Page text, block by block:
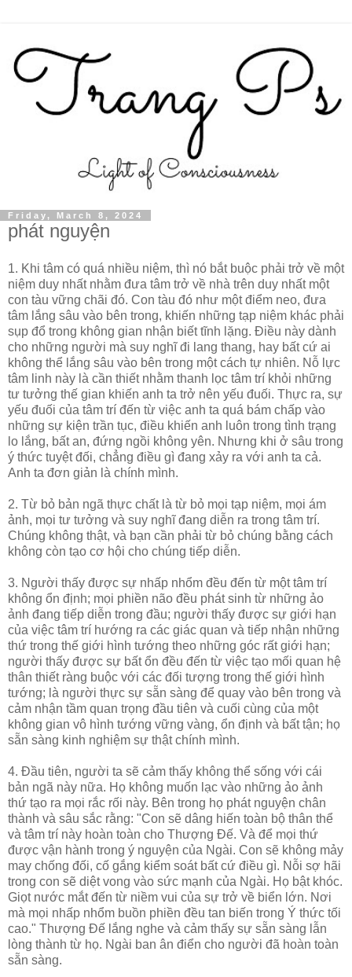
Friday, March 8, 2024
phát nguyện
1. Khi tâm có quá nhiều niệm, thì nó bắt buộc phải trở về một
niệm duy nhất nhằm đưa tâm trở về nhà trên duy nhất một
con tàu vững chãi đó. Con tàu đó như một điểm neo, đưa
tâm lắng sâu vào bên trong, khiến những tạp niệm khác phải
sụp đổ trong không gian nhận biết tĩnh lặng. Điều này dành
cho những người mà suy nghĩ đi lang thang, hay bất cứ ai
không thể lắng sâu vào bên trong một cách tự nhiên. Nỗ lực
tâm linh này là cần thiết nhằm thanh lọc tâm trí khỏi những
tư tưởng thế gian khiến anh ta trở nên yếu đuối. Thực ra, sự
yếu đuối của tâm trí đến từ việc anh ta quá bám chấp vào
những sự kiện trần tục, điều khiến anh luôn trong tình trạng
lo lắng, bất an, đứng ngồi không yên. Nhưng khi ở sâu trong
ý thức tuyệt đối, chẳng điều gì đang xảy ra với anh ta cả.
Anh ta đơn giản là chính mình.
2. Từ bỏ bản ngã thực chất là từ bỏ mọi tạp niệm, mọi ám
ảnh, mọi tư tưởng và suy nghĩ đang diễn ra trong tâm trí.
Chúng không thật, và bạn cần phải từ bỏ chúng bằng cách
không còn tạo cơ hội cho chúng tiếp diễn.
3. Người thấy được sự nhấp nhổm đều đến từ một tâm trí
không ổn định; mọi phiền não đều phát sinh từ những ảo
ảnh đang tiếp diễn trong đầu; người thấy được sự giới hạn
của việc tâm trí hướng ra các giác quan và tiếp nhận những
thứ trong thế giới hình tướng theo những góc rất giới hạn;
người thấy được sự bất ổn đều đến từ việc tạo mối quan hệ
thân thiết ràng buộc với các đối tượng trong thế giới hình
tướng; là người thực sự sẵn sàng để quay vào bên trong và
cảm nhận tầm quan trọng đầu tiên và cuối cùng của một
không gian vô hình tướng vững vàng, ổn định và bất tận; họ
sẵn sàng kinh nghiệm sự thật chính mình.
4. Đầu tiên, người ta sẽ cảm thấy không thể sống với cái
bản ngã này nữa. Họ không muốn lạc vào những ảo ảnh
thứ tạo ra mọi rắc rối này. Bên trong họ phát nguyện chân
thành và sâu sắc rằng: "Con sẽ dâng hiến toàn bộ thân thể
và tâm trí này hoàn toàn cho Thượng Đế. Và để mọi thứ
được vận hành trong ý nguyện của Ngài. Con sẽ không mảy
may chống đối, cố gắng kiểm soát bất cứ điều gì. Nỗi sợ hãi
trong con sẽ diệt vong vào sức mạnh của Ngài. Họ bật khóc.
Giọt nước mắt đến từ niềm vui của sự trở về biển lớn. Nơi
mà mọi nhấp nhổm buồn phiền đều tan biến trong Ý thức tối
cao." Thượng Đế lắng nghe và cảm thấy sự sẵn sàng lẫn
lòng thành từ họ. Ngài ban ân điển cho người đã hoàn toàn
sẵn sàng.